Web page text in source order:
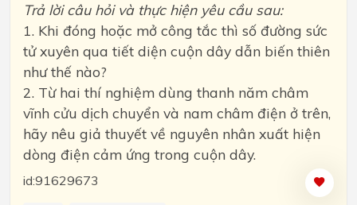
Trả lời câu hỏi và thực hiện yêu cầu sau:
1. Khi đóng hoặc mở công tắc thì số đường sức
tử xuyên qua tiết diện cuộn dây dẫn biến thiên
như thế nào?
2. Từ hai thí nghiệm dùng thanh năm châm
vĩnh cửu dịch chuyển và nam châm điện ở trên,
hãy nêu giả thuyết về nguyên nhân xuất hiện
dòng điện cảm ứng trong cuộn dây.
id:91629673